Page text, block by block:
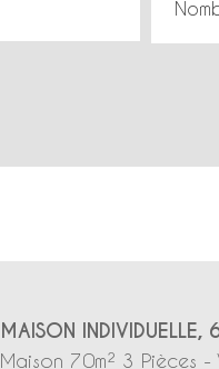
MAISON INDIVIDUELLE,
Maison 70m² 3 Pièces -